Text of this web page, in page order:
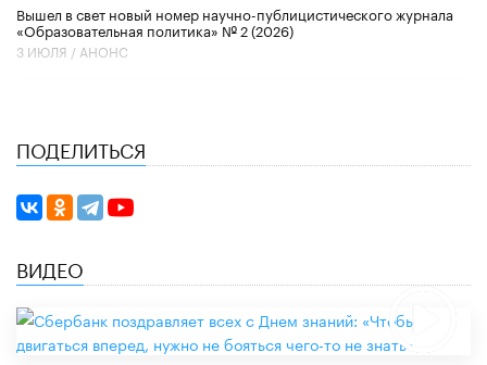
Вышел в свет новый номер научно-публицистического журнала
«Образовательная политика» № 2 (2026)
3 ИЮЛЯ / АНОНС
ПОДЕЛИТЬСЯ
ВИДЕО